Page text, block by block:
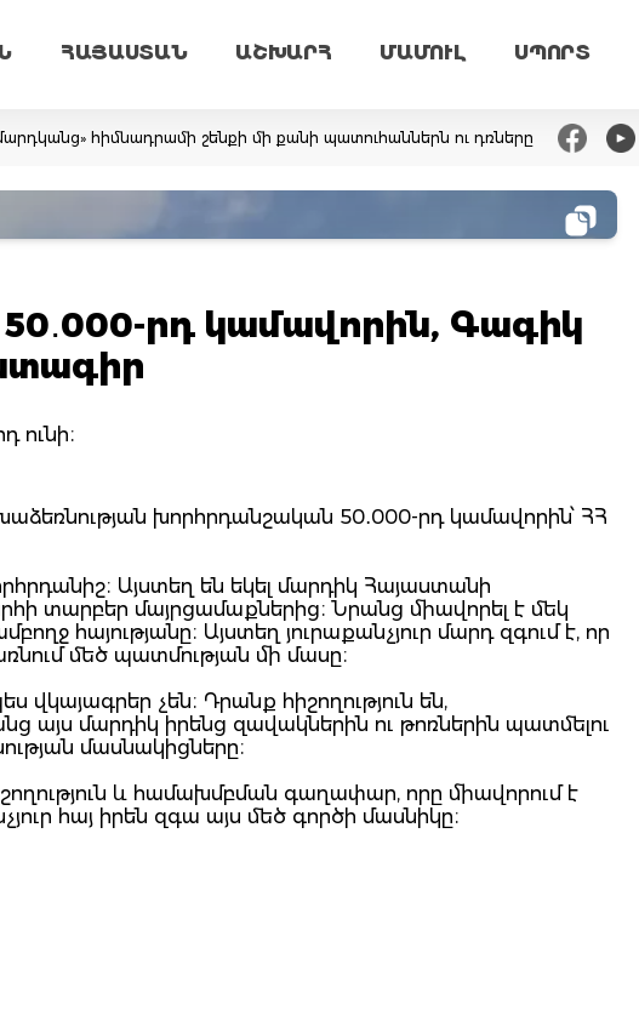
ՀԱՅԱՍՏԱՆ ԱՇԽԱՐՀ ՄԱՄՈՒԼ ՍՊՈՐՏ
հիմնադրամի շենքի մի քանի պատուհաններն ու դռները
րդ կամավորին, Գագիկ
ունի։
խորհրդանշական 50․000-րդ կամավորին՝ ՀՀ
Այստեղ են եկել մարդիկ Հայաստանի
տարբեր մայրցամաքներից։ Նրանց միավորել է մեկ
հայությանը։ Այստեղ յուրաքանչյուր մարդ զգում է, որ
մեծ պատմության մի մասը։
չեն։ Դրանք հիշողություն են,
այս մարդիկ իրենց զավակներին ու թոռներին պատմելու
մասնակիցները։
և համախմբման գաղափար, որը միավորում է
հայ իրեն զգա այս մեծ գործի մասնիկը։